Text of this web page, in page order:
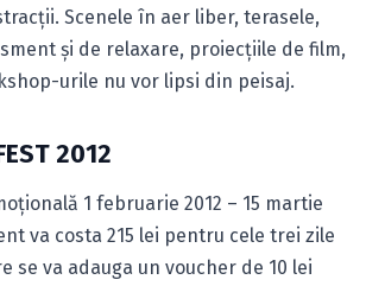
Scenele în aer liber, terasele,
şi de relaxare, proiecţiile de film,
urile nu vor lipsi din peisaj.
2012
1 februarie 2012 – 15 martie
va costa 215 lei pentru cele trei zile
se va adauga un voucher de 10 lei